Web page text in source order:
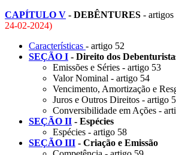
CAPÍTULO V - DEBÊNTURES - artigos
24-02-2024)
Características - artigo 52
SEÇÃO I - Direito dos
Emissões e Séries - artigo 53
Valor Nominal - artigo 54
Vencimento, Amortização e
Juros e Outros Direitos - artigo
Conversibilidade em Ações -
SEÇÃO II - Espécies
Espécies - artigo 58
SEÇÃO III - Criação e Emissão